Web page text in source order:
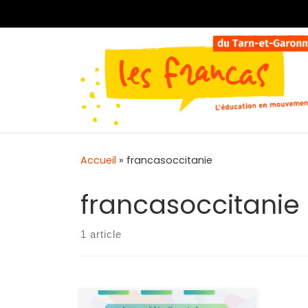
Accueil » francasoccitanie
francasoccitanie
1 article